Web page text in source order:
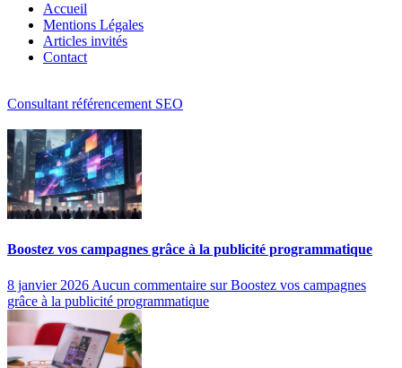
Accueil
Mentions Légales
Articles invités
Contact
Consultant référencement SEO
Boostez vos campagnes grâce à la publicité programmatique
8 janvier 2026 Aucun commentaire sur Boostez vos campagnes
grâce à la publicité programmatique